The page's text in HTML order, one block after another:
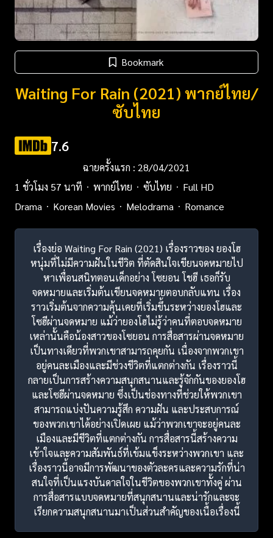
Bookmark
Waiting For Rain (2021) พากย์ไทย/
ซับไทย
7.6
ฉายครั้งแรก : 28/04/2021
1 ชั่วโมง 57 นาที
พากย์ไทย ซับไทย
Full HD
Drama
Korean Movies Melodrama Romance
เรื่องย่อ Waiting For Rain (2021) เรื่องราวของ ยองโฮ
หนุ่มที่ไม่มีความฝันในชีวิต ที่ตัดสินใจเขียนจดหมายไป
หาเพื่อนสนิทตอนเด็กอย่าง โซยอน โชฮี เธอก็รับ
จดหมายและเริ่มต้นเขียนจดหมายตอบกลับแทน เรื่อง
ราวเริ่มต้นจากความคุ้นเคยที่เริ่มขึ้นระหว่างยองโฮและ
โซฮีผ่านจดหมาย แม้ว่ายองโฮไม่รู้ว่าคนที่ตอบจดหมาย
เหล่านั้นคือน้องสาวของโซยอน การสื่อสารผ่านจดหมาย
เป็นทางเดียวที่พวกเขาสามารถคุยกัน เนื่องจากพวกเขา
อยู่คนละเมืองและมีช่วงชีวิตที่แตกต่างกัน เรื่องราวนี้
กลายเป็นการสร้างความสนุกสนานและรู้จักกันของยองโฮ
และโซฮีผ่านจดหมาย ซึ่งเป็นช่องทางที่ช่วยให้พวกเขา
สามารถแบ่งปันความรู้สึก ความฝัน และประสบการณ์
ของพวกเขาได้อย่างเปิดเผย แม้ว่าพวกเขาจะอยู่คนละ
เมืองและมีชีวิตที่แตกต่างกัน การสื่อสารนี้สร้างความ
เข้าใจและความสัมพันธ์ที่เข้มแข็งระหว่างพวกเขา และ
เรื่องราวนี้อาจมีการพัฒนาของตัวละครและความรักที่น่า
สนใจที่เป็นแรงบันดาลใจในชีวิตของพวกเขาทั้งคู่ ผ่าน
การสื่อสารแบบจดหมายที่สนุกสนานและน่ารักและจะ
เรียกความสนุกสนานมาเป็นส่วนสำคัญของเนื้อเรื่องนี้